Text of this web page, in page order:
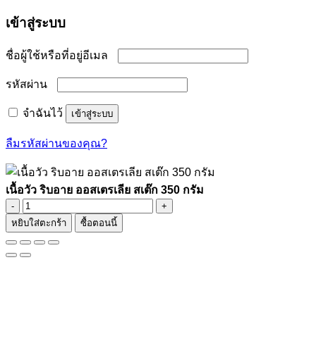
เข้าสู่ระบบ
ชื่อผู้ใช้หรือที่อยู่อีเมล
รหัสผ่าน
จำฉันไว้ เข้าสู่ระบบ
ลืมรหัสผ่านของคุณ?
เนื้อวัว ริบอาย ออสเตรเลีย สเต๊ก 350 กรัม
จำนวน
เนื้อ
วัว
ริบ
หยิบใส่ตะกร้า ซื้อตอนนี้